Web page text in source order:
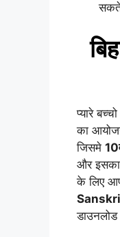
प्यारे
का
जिसमे
और
के लिए